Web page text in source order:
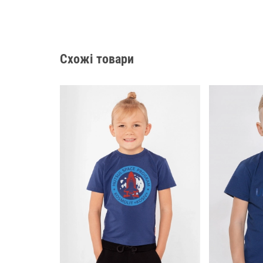
Схожі товари